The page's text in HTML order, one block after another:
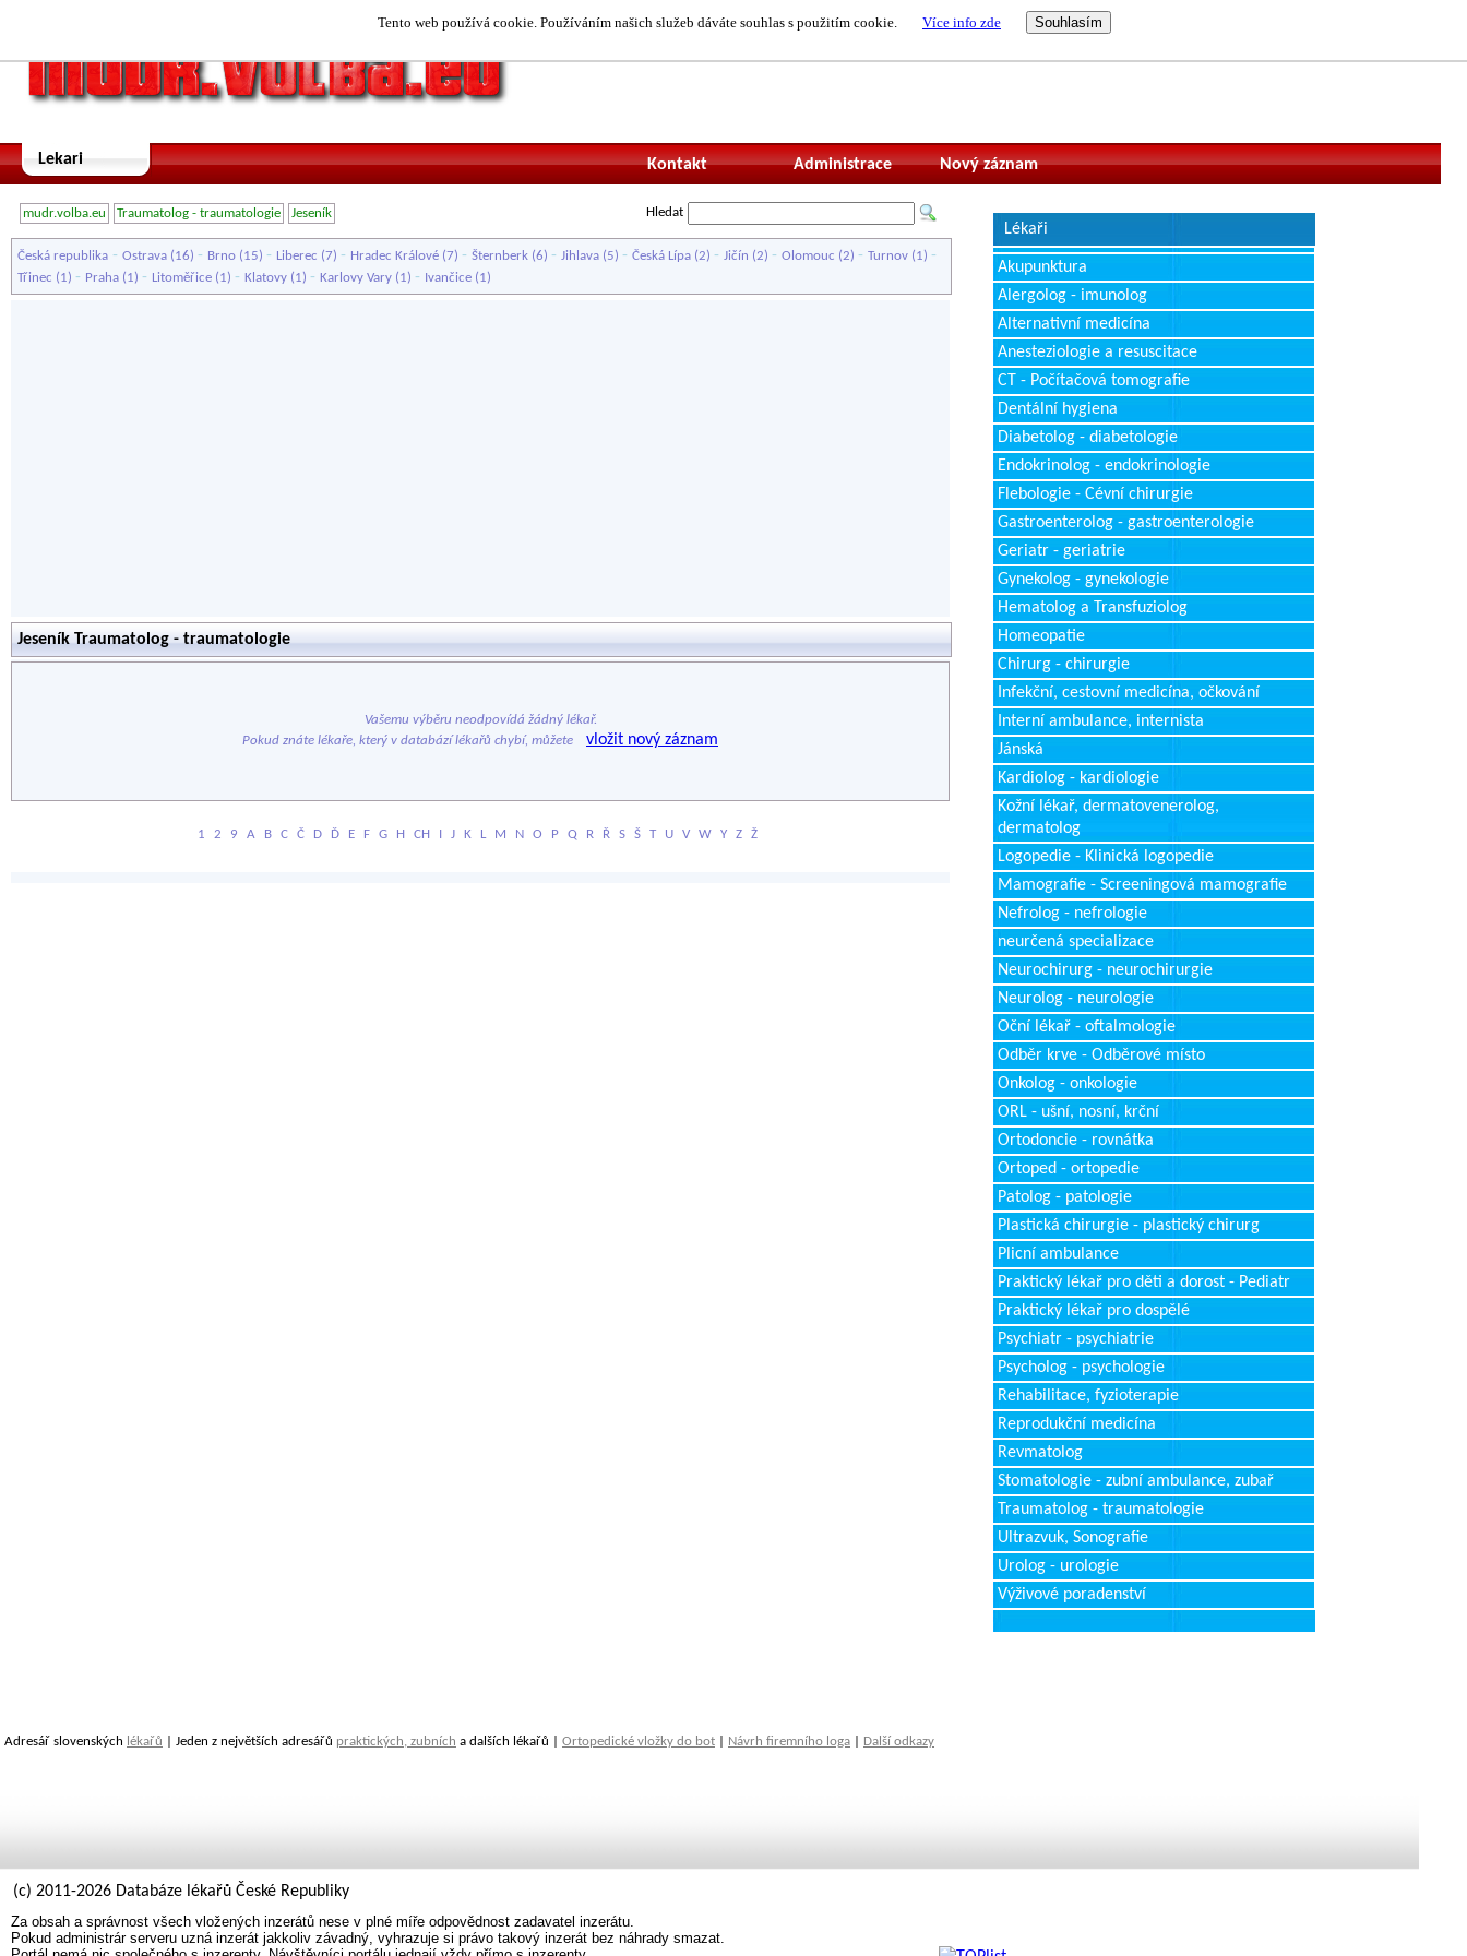
Tento web používá cookie. Používáním našich služeb dáváte souhlas s použitím cookie. Více info zde
Lekari Nový záznam
Administrace
Kontakt
mudr.volba.eu Traumatolog - traumatologie Jeseník Hledat
Česká republika - Ostrava (16) - Brno (15) - Liberec (7) - Hradec Králové (7) - Šternberk (6) - Jihlava (5) - Česká Lípa (2) - Jičín (2) - Olomouc (2) - Turnov (1) -
Třinec (1) - Praha (1) - Litoměřice (1) - Klatovy (1) - Karlovy Vary (1) - Ivančice (1)
Jeseník Traumatolog - traumatologie
Vašemu výběru neodpovídá žádný lékař.
Pokud znáte lékaře, který v databází lékařů chybí, můžete
vložit nový záznam
1 2 9 A B C Č D Ď E F G H CH I J K L M N O P Q R Ř S Š T U V W Y Z Ž
Lékaři
Akupunktura
Alergolog - imunolog
Alternativní medicína
Anesteziologie a resuscitace
CT - Počítačová tomografie
Dentální hygiena
Diabetolog - diabetologie
Endokrinolog - endokrinologie
Flebologie - Cévní chirurgie
Gastroenterolog - gastroenterologie
Geriatr - geriatrie
Gynekolog - gynekologie
Hematolog a Transfuziolog
Homeopatie
Chirurg - chirurgie
Infekční, cestovní medicína, očkování
Interní ambulance, internista
Jánská
Kardiolog - kardiologie
Kožní lékař, dermatovenerolog,
dermatolog
Logopedie - Klinická logopedie
Mamografie - Screeningová mamografie
Nefrolog - nefrologie
neurčená specializace
Neurochirurg - neurochirurgie
Neurolog - neurologie
Oční lékař - oftalmologie
Odběr krve - Odběrové místo
Onkolog - onkologie
ORL - ušní, nosní, krční
Ortodoncie - rovnátka
Ortoped - ortopedie
Patolog - patologie
Plastická chirurgie - plastický chirurg
Plicní ambulance
Praktický lékař pro děti a dorost - Pediatr
Praktický lékař pro dospělé
Psychiatr - psychiatrie
Psycholog - psychologie
Rehabilitace, fyzioterapie
Reprodukční medicína
Revmatolog
Stomatologie - zubní ambulance, zubař
Traumatolog - traumatologie
Ultrazvuk, Sonografie
Urolog - urologie
Výživové poradenství
Adresář slovenských lékařů | Jeden z největších adresářů praktických, zubních a dalších lékařů | Ortopedické vložky do bot Návrh firemního loga Další odkazy
(c) 2011-2026 Databáze lékařů České Republiky
Za obsah a správnost všech vložených inzerátů nese v plné míře odpovědnost zadavatel inzerátu.
Pokud administrár serveru uzná inzerát jakkoliv závadný, vyhrazuje si právo takový inzerát bez náhrady smazat.